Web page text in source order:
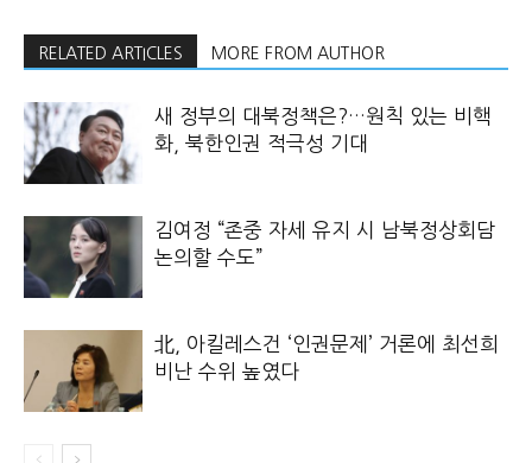
RELATED ARTICLES MORE FROM AUTHOR
새 정부의 대북정책은?…원칙 있는 비핵
화, 북한인권 적극성 기대
김여정 “존중 자세 유지 시 남북정상회담
논의할 수도”
北, 아킬레스건 ‘인권문제’ 거론에 최선희
비난 수위 높였다